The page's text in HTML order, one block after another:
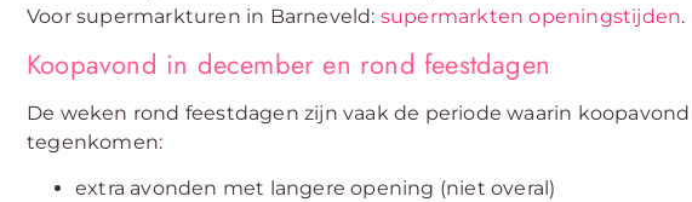
Voor supermarkturen in Barneveld: supermarkten openingstijden.
Koopavond in december en rond feestdagen
De weken rond feestdagen zijn vaak de periode waarin
tegenkomen:
extra avonden met langere opening (niet overal)